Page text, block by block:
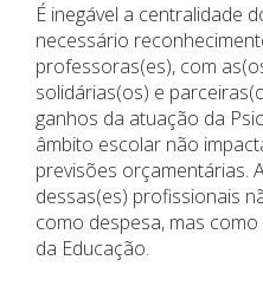
É inegável a centralidade
necessário
professoras(es), com
solidárias(os) e
ganhos da atuação da
âmbito escolar não
previsões orçamentárias.
dessas(es) profissionais
como despesa, mas
da Educação.